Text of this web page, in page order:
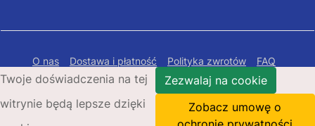
O nas Dostawa i płatność Polityka zwrotów
FAQ
Polityka prywatności
Mapa Strony
Copyright © 2026 Bigbaterii.pl. Wszelkie prawa
zastrzeżone.
Twoje doświadczenia na tej
witrynie będą lepsze dzięki
Zezwalaj na cookie
Zobacz umowę o